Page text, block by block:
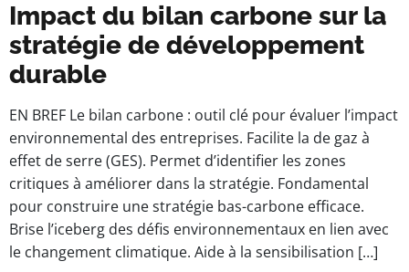
Impact du bilan carbone sur la
stratégie de développement
durable
EN BREF Le bilan carbone : outil clé pour évaluer l’impact
environnemental des entreprises. Facilite la de gaz à
effet de serre (GES). Permet d’identifier les zones
critiques à améliorer dans la stratégie. Fondamental
pour construire une stratégie bas-carbone efficace.
Brise l’iceberg des défis environnementaux en lien avec
le changement climatique. Aide à la sensibilisation […]